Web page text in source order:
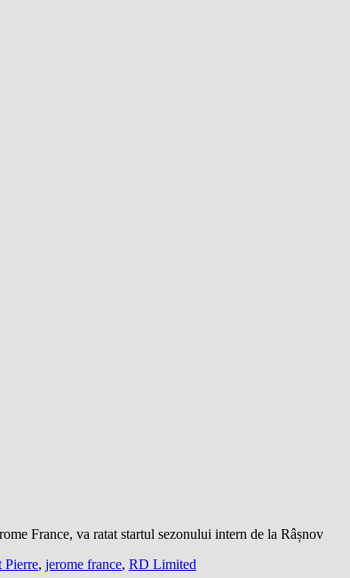
France, va ratat startul sezonului intern de la Râșnov
Pierre, jerome france, RD Limited